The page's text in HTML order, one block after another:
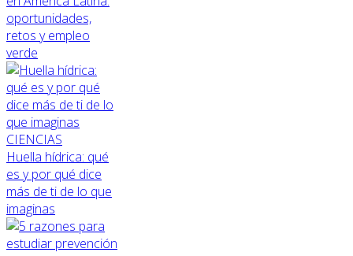
oportunidades,
retos y empleo
verde
CIENCIAS
Huella hídrica: qué
es y por qué dice
más de ti de lo que
imaginas